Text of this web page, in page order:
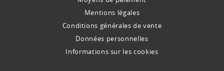
Mentions légales
Conditions générales de vente
Données personnelles
Informations sur les cookies